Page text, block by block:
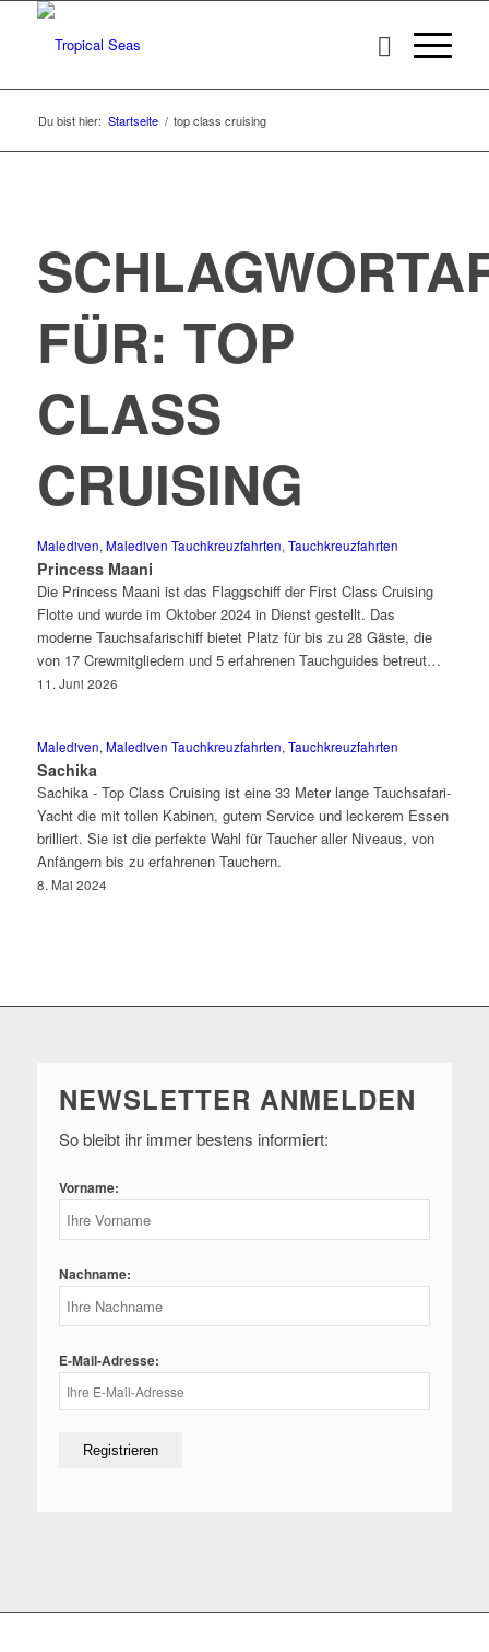
Du bist hier: Startseite / top class cruising
FÜR: TOP
CLASS
CRUISING
Malediven, Malediven Tauchkreuzfahrten, Tauchkreuzfahrten
Princess Maani
Die Princess Maani ist das Flaggschiff der First Class Cruising
Flotte und wurde im Oktober 2024 in Dienst gestellt. Das
moderne Tauchsafarischiff bietet Platz für bis zu 28 Gäste, die
von 17 Crewmitgliedern und 5 erfahrenen Tauchguides betreut…
11. Juni 2026
Malediven, Malediven Tauchkreuzfahrten, Tauchkreuzfahrten
Sachika
Sachika - Top Class Cruising ist eine 33 Meter lange Tauchsafari-
Yacht die mit tollen Kabinen, gutem Service und leckerem Essen
brilliert. Sie ist die perfekte Wahl für Taucher aller Niveaus, von
Anfängern bis zu erfahrenen Tauchern.
8. Mai 2024
NEWSLETTER ANMELDEN
So bleibt ihr immer bestens informiert:
Vorname:
Nachname:
E-Mail-Adresse: